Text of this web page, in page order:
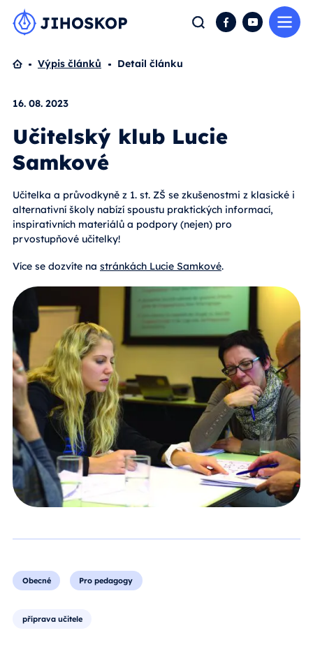
Hledat FacebookYouTube
Domů
Výpis článků Detail článku
16. 08. 2023
Učitelský klub Lucie
Samkové
Učitelka a průvodkyně z 1. st. ZŠ se zkušenostmi z klasické i
alternativní školy nabízí spoustu praktických informací,
inspirativních materiálů a podpory (nejen) pro
prvostupňové učitelky!
Více se dozvíte na stránkách Lucie Samkové.
Obecné Pro pedagogy
příprava učitele